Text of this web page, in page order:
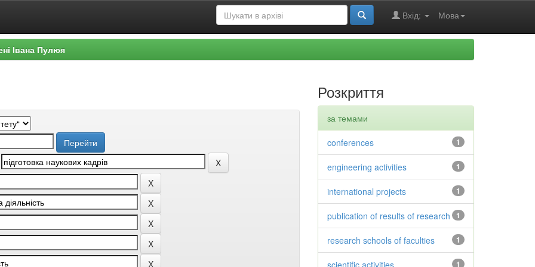
Мова
Вхід:
Івана Пулюя
Розкриття
за темами
1
conferences
1
engineering activities
1
international projects
1
publication of results of research
1
research schools of faculties
1
scientific activities